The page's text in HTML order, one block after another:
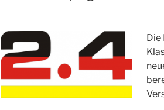
Die